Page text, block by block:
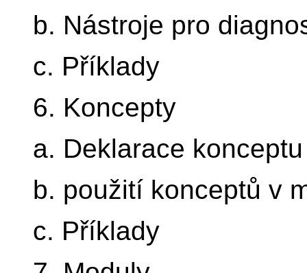
b. Nástroje pro
c. Příklady
6. Koncepty
a. Deklarace konceptu
b. použití konceptů v
c. Příklady